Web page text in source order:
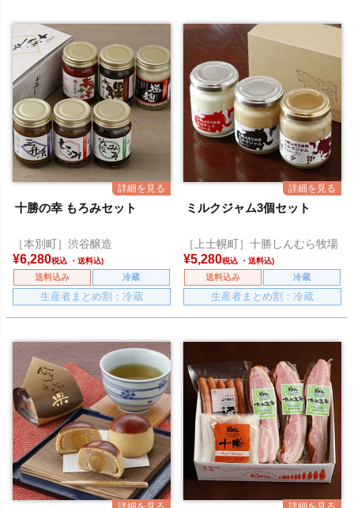
十勝の幸 もろみセット
［本別町］渋谷醸造
¥6,280税込
送料込み 冷蔵
生産者まとめ割：冷蔵
ミルクジャム3個セット
［上士幌町］十勝しんむら牧場
¥5,280税込
送料込み 冷蔵
生産者まとめ割：冷蔵